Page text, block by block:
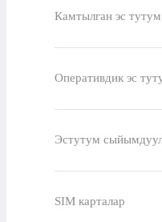
Камтылган эс
Оперативдик эс
Эстутум
SIM карталар